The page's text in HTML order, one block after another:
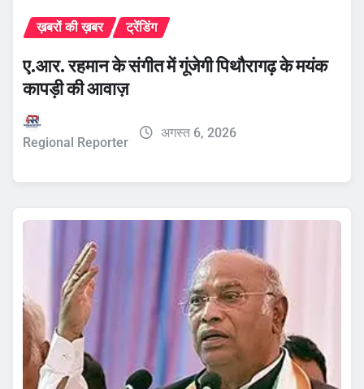
ख़बरों की ख़बर ट्रेंडिंग
ए.आर. रहमान के संगीत में गूंजेगी पिथौरागढ़ के मयंक
कापड़ी की आवाज़
Regional Reporter
अगस्त 6, 2026